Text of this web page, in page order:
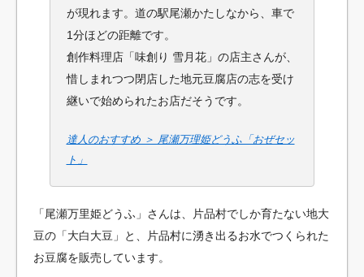
が現れます。道の駅尾瀬かたしなから、車で
1分ほどの距離です。
創作料理店「味創り 雪月花」の店主さんが、
惜しまれつつ閉店した地元豆腐店の志を受け
継いで始められたお店だそうです。
達人のおすすめ ＞ 尾瀬万理姫どうふ「おぜセッ
ト」
「尾瀬万里姫どうふ」さんは、片品村でしか育たない地大
豆の「大白大豆」と、片品村に湧き出るお水でつくられた
お豆腐を販売しています。